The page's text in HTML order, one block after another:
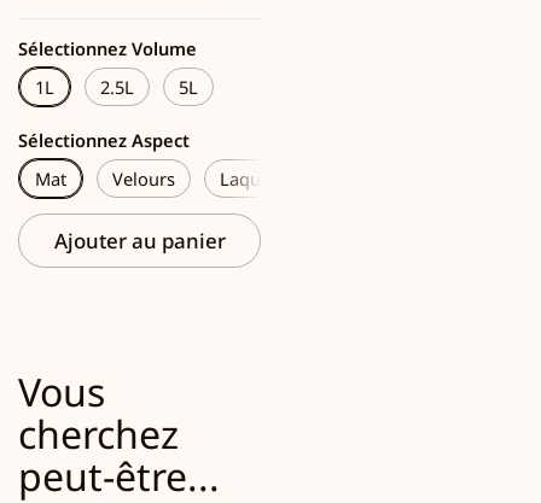
Sélectionnez Volume
1L
2.5L 5L
Sélectionnez Aspect
Mat
Velours Laque
Ajouter au panier
Vous
cherchez
peut-être...